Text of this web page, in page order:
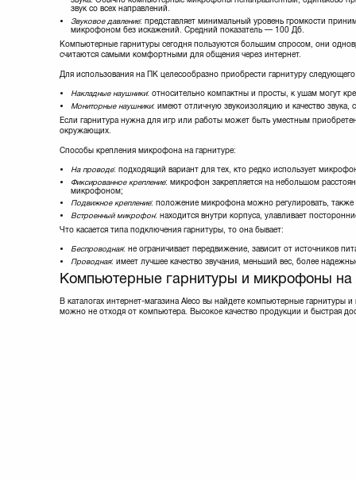
звук со всех направлений.
Звуковое давление: представляет минимальный уровень громкости
микрофоном без искажений. Средний показатель — 100 Дб.
Компьютерные гарнитуры сегодня пользуются большим спросом, они
считаются самыми комфортными для общения через интернет.
Для использования на ПК целесообразно приобрести гарнитуру
Накладные наушники: относительно компактны и просты, к ушам могут
Мониторные наушники: имеют отличную звукоизоляцию и качество
Если гарнитура нужна для игр или работы может быть уместным
окружающих.
Способы крепления микрофона на гарнитуре:
На проводе: подходящий вариант для тех, кто редко использует
Фиксированное крепление: микрофон закрепляется на небольшом
микрофоном;
Подвижное крепление: положение микрофона можно регулировать, также
Встроенный микрофон: находится внутри корпуса, улавливает
Что касается типа подключения гарнитуры, то она бывает:
Беспроводная: не ограничивает передвижение, зависит от источников
Проводная: имеет лучшее качество звучания, меньший вес, более
Компьютерные гарнитуры и микрофоны на
В каталогах интернет-магазина Aleco вы найдете компьютерные
можно не отходя от компьютера. Высокое качество продукции и быстрая